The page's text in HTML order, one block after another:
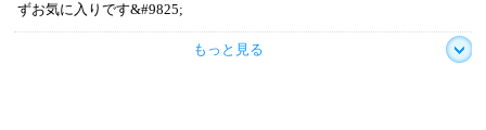
ずお気に入りです&#9825;
もっと見る